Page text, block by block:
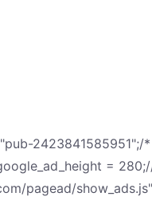
2423841585951";/
=
pagead/